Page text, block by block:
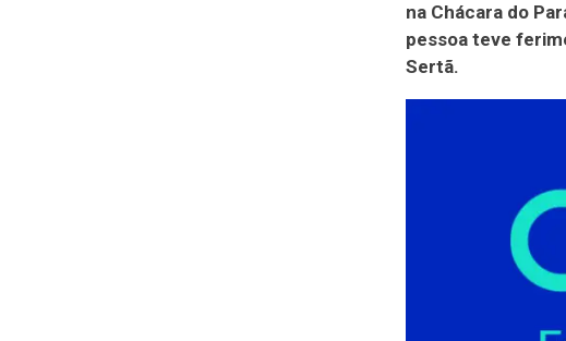
na Chácara do
pessoa teve
Sertã.